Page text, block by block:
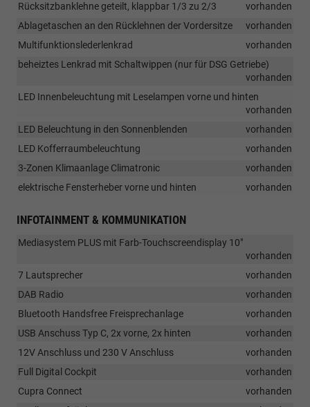
Rücksitzbanklehne geteilt, klappbar 1/3 zu 2/3
vorhanden
Ablagetaschen an den Rücklehnen der Vordersitze
vorhanden
Multifunktionslederlenkrad
vorhanden
beheiztes Lenkrad mit Schaltwippen (nur für DSG Getriebe)
vorhanden
LED Innenbeleuchtung mit Leselampen vorne und hinten
vorhanden
LED Beleuchtung in den Sonnenblenden
vorhanden
LED Kofferraumbeleuchtung
vorhanden
3-Zonen Klimaanlage Climatronic
vorhanden
elektrische Fensterheber vorne und hinten
vorhanden
INFOTAINMENT & KOMMUNIKATION
Mediasystem PLUS mit Farb-Touchscreendisplay 10"
vorhanden
7 Lautsprecher
vorhanden
DAB Radio
vorhanden
Bluetooth Handsfree Freisprechanlage
vorhanden
USB Anschuss Typ C, 2x vorne, 2x hinten
vorhanden
12V Anschluss und 230 V Anschluss
vorhanden
Full Digital Cockpit
vorhanden
Cupra Connect
vorhanden